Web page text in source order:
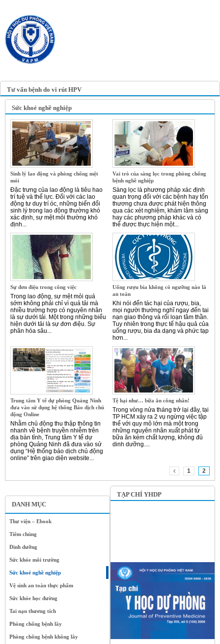
Tư vấn bệnh do vi rút HPV
DANH MỤC
Thư viện – Ebook
Tiêm chủng
Dinh dưỡng
Sức khỏe môi trường
Sức khoẻ nghề nghiệp
Vệ sinh an toàn thực phẩm
Sức khỏe học đường
Tai nạn thương tích
Phòng chống bệnh lây
Phòng chống bệnh không lây
Sức khoẻ nghề nghiệp
Sinh lý lao động và phòng chống mệt
mỏi
Đặc trưng của lao động là tiêu hao
trí tuệ và thể lực. Đối với các lao
động tư duy trí óc, những biến đổi
sinh lý trong lao động thường khó
xác định, sự mệt mỏi thường khó
định...
Vai trò của sàng lọc trong phòng chống
bệnh nghề nghiệp
Sàng lọc là phương pháp xác định
quan trọng đối với các bệnh hay tổn
thương chưa được phát hiện thông
qua các xét nghiệm, khám lâm sàng
hay các phương pháp khác và có
thể được thực hiện một...
Sự đơn điệu trong công việc
Trong lao động, sự mệt mỏi quá
sớm không phải chỉ vì quá tải mà
nhiều trường hợp có nguyên nhân
là sự dưới tải. Một trong những biểu
hiện dưới tải là sự đơn điệu. Sự
phân hóa sâu...
Uống rượu bia không có ngưỡng nào là
an toàn
Khi nói đến tác hại của rượu, bia,
mọi người thường nghĩ ngay đến tai
nạn giao thông và rối loạn tâm thần.
Tuy nhiên trong thực tế hậu quả của
uống rượu, bia đa dạng và phức tạp
hơn...
Trung tâm Y tế dự phòng Quảng Ninh
đưa vào sử dụng hệ thống Báo dịch chủ
động Online
Nhằm chủ động thu thập thông tin
nhanh về bệnh truyền nhiễm trên
địa bàn tỉnh, Trung tâm Y tế dự
phòng Quảng Ninh đã đưa vào sử
dụng “Hệ thống báo dịch chủ động
online” trên giao diện website...
Tệ hại như… bữa ăn công nhân!
Trong vòng nửa tháng trở lại đây, tại
TP HCM xảy ra 2 vụ ngừng việc tập
thể với quy mô lớn mà một trong
những nguyên nhân xuất phát từ
bữa ăn kém chất lượng, không đủ
dinh dưỡng....
1 2
TẠP CHÍ YHDP